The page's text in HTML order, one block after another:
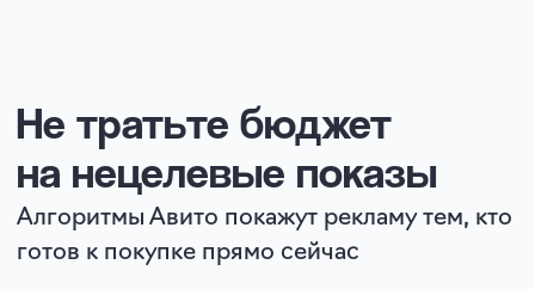
кастомным сегментам
похожим пользователям
(look-alike)
+ загрузка своей базы клиентов